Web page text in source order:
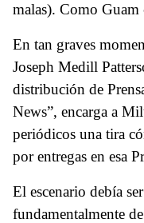
malas). Como Guam
En tan graves
Joseph Medill
distribución de
News”, encarga a
periódicos una tira
por entregas en esa
El escenario debía
fundamentalmente